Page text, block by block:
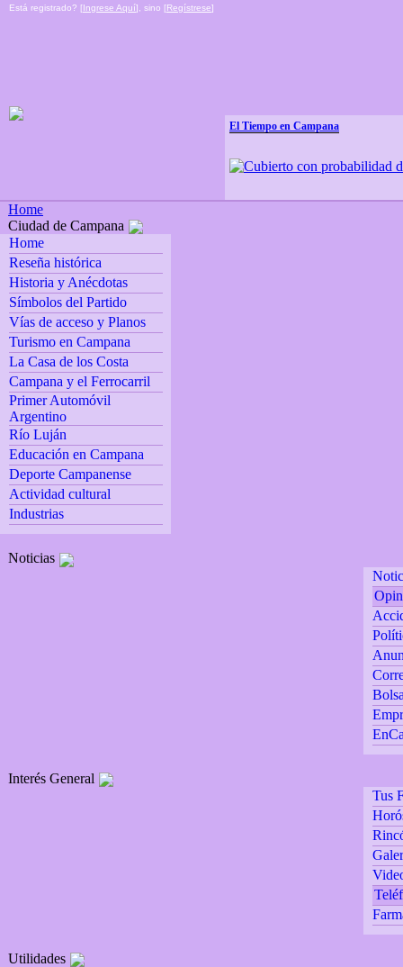
Está registrado? [Ingrese Aquí], sino [Regístrese]
El Tiempo en Campana
Home
Ciudad de Campana
Home
Reseña histórica
Historia y Anécdotas
Símbolos del Partido
Vías de acceso y Planos
Turismo en Campana
La Casa de los Costa
Campana y el Ferrocarril
Primer Automóvil
Argentino
Río Luján
Educación en Campana
Deporte Campanense
Actividad cultural
Industrias
Noticias
Interés General
Tus
Utilidades